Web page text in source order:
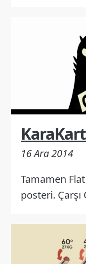
16 Ara 2014
Tamamen
posteri.